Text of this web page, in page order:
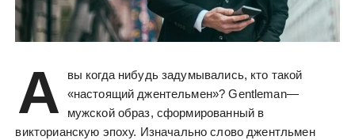
А
вы когда нибудь задумывались, кто такой
«настоящий джентельмен»? Gentleman—
мужской образ, сформированный в
викторианскую эпоху. Изначально слово джентльмен